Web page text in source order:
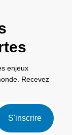
enjeux
Recevez
S'inscrire